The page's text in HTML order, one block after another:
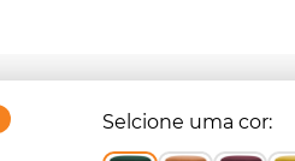
Selcione uma cor